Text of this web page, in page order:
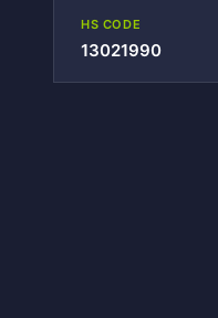
HS CODE
13021990